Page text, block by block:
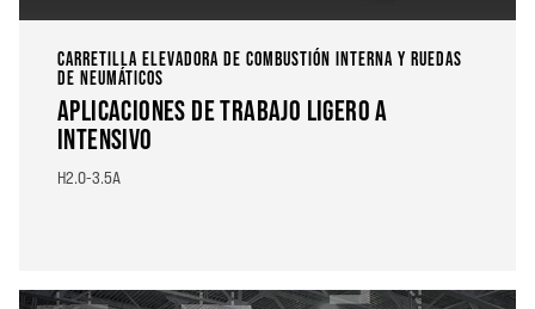
CARRETILLA ELEVADORA DE COMBUSTIÓN INTERNA Y RUEDAS
DE NEUMÁTICOS
APLICACIONES DE TRABAJO LIGERO A
INTENSIVO
H2.0-3.5A